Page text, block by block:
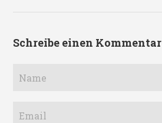
Schreibe einen Kommentar